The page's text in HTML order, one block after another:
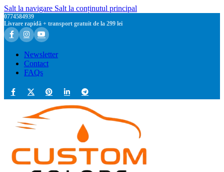
Salt la navigare Salt la conținutul principal
0774584939
Livrare rapidă + transport gratuit de la 299 lei
Newsletter
Contact
FAQs